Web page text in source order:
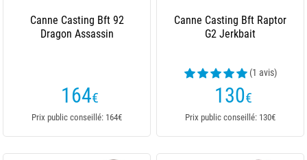
Canne Casting Bft 92
Dragon Assassin
164€
Prix public conseillé: 164€
Canne Casting Bft Raptor
G2 Jerkbait
(1 avis)
130€
Prix public conseillé: 130€